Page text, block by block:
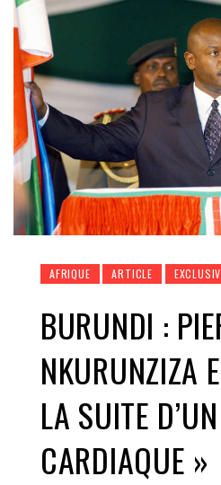
AFRIQUE ARTICLE
BURUNDI :
NKURUNZIZA
LA SUITE
CARDIAQUE »